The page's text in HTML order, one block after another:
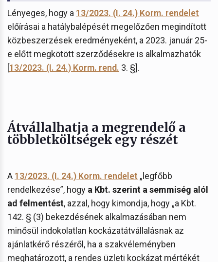
Lényeges, hogy a 13/2023. (I. 24.) Korm. rendelet
előírásai a hatálybalépését megelőzően megindított
közbeszerzések eredményeként, a 2023. január 25-
e előtt megkötött szerződésekre is alkalmazhatók
[13/2023. (I. 24.) Korm. rend. 3. §].
Átvállalhatja a megrendelő a
többletköltségek egy részét
A 13/2023. (I. 24.) Korm. rendelet „legfőbb
rendelkezése”, hogy a Kbt. szerint a semmiség alól
ad felmentést, azzal, hogy kimondja, hogy „a Kbt.
142. § (3) bekezdésének alkalmazásában nem
minősül indokolatlan kockázatátvállalásnak az
ajánlatkérő részéről, ha a szakvéleményben
meghatározott, a rendes üzleti kockázat mértékét